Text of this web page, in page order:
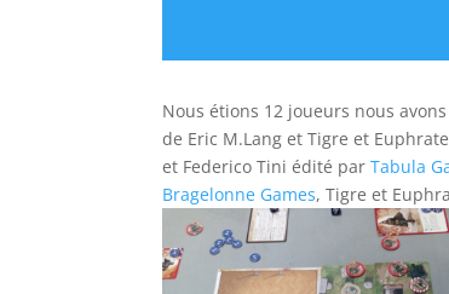
Nous étions 12 joueurs nous
de Eric M.Lang et Tigre et
et Federico Tini édité parTabula
Bragelonne Games, Tigre et